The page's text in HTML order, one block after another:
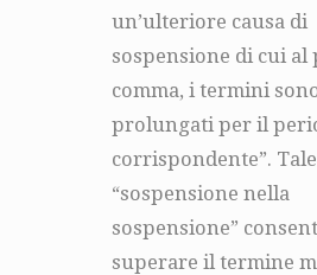
un’ulteriore causa di
sospensione di cui al
comma, i termini
prolungati per il
corrispondente”. Tale
“sospensione nella
sospensione”
superare il termine